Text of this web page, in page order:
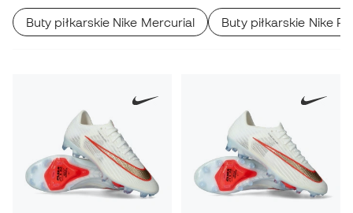
Buty piłkarskie Nike Mercurial Buty piłkarskie Nike